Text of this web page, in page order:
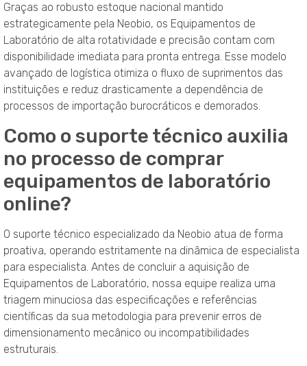
Graças ao robusto estoque nacional mantido
estrategicamente pela Neobio, os Equipamentos de
Laboratório de alta rotatividade e precisão contam com
disponibilidade imediata para pronta entrega. Esse modelo
avançado de logística otimiza o fluxo de suprimentos das
instituições e reduz drasticamente a dependência de
processos de importação burocráticos e demorados.
Como o suporte técnico auxilia
no processo de comprar
equipamentos de laboratório
online?
O suporte técnico especializado da Neobio atua de forma
proativa, operando estritamente na dinâmica de especialista
para especialista. Antes de concluir a aquisição de
Equipamentos de Laboratório, nossa equipe realiza uma
triagem minuciosa das especificações e referências
científicas da sua metodologia para prevenir erros de
dimensionamento mecânico ou incompatibilidades
estruturais.